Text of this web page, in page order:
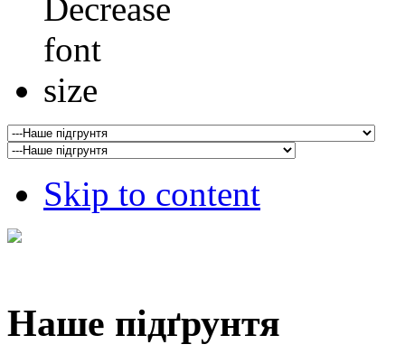
Skip to content
Наше підґрунтя